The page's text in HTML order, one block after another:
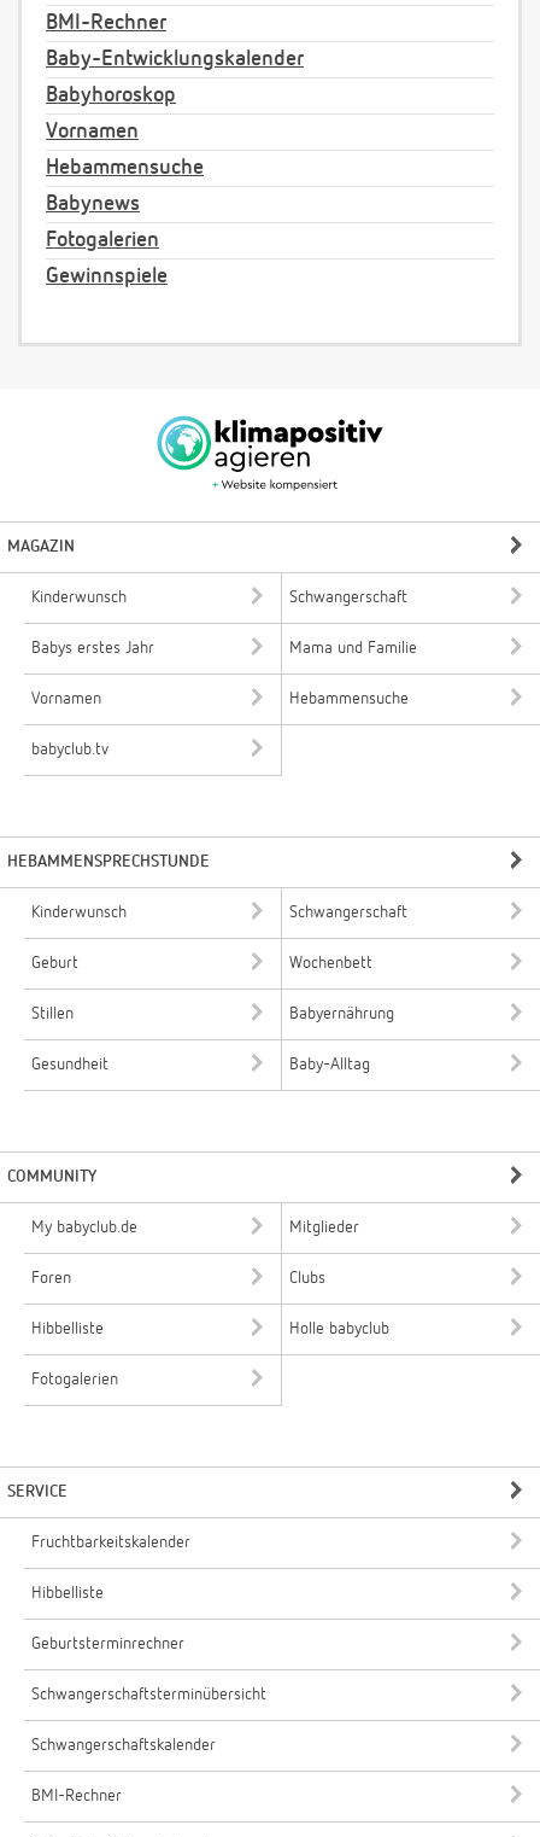
BMI-Rechner
Baby-Entwicklungskalender
Babyhoroskop
Vornamen
Hebammensuche
Babynews
Fotogalerien
Gewinnspiele
MAGAZIN
Kinderwunsch Schwangerschaft
Babys erstes Jahr Mama und Familie
Vornamen Hebammensuche
babyclub.tv
HEBAMMENSPRECHSTUNDE
Kinderwunsch Schwangerschaft
Geburt Wochenbett
Stillen Babyernährung
Gesundheit Baby-Alltag
COMMUNITY
My babyclub.de Mitglieder
Foren Clubs
Hibbelliste Holle babyclub
Fotogalerien
SERVICE
Fruchtbarkeitskalender
Hibbelliste
Geburtsterminrechner
Schwangerschaftsterminübersicht
Schwangerschaftskalender
BMI-Rechner